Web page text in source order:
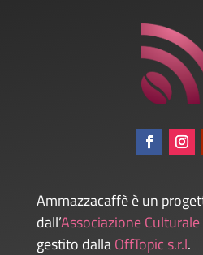
Ammazzacaffè è un
dall’Associazione
gestito dallaOffTopic s.r.l.